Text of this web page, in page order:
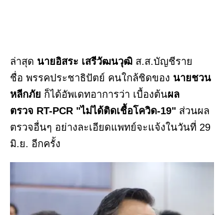
ล่าสุด นายอิสระ เสรีวัฒนวุฒิ ส.ส.บัญชีราย
ชื่อ พรรคประชาธิปัตย์ คนใกล้ชิดของ นายชวน
หลีกภัย ก็ได้อัพเดทอาการว่า เบื้องต้นผล
ตรวจ RT-PCR "ไม่ได้ติดเชื้อโควิด-19" ส่วนผล
ตรวจอื่นๆ อย่างละเอียดแพทย์จะแจ้งในวันที่ 29
มิ.ย. อีกครั้ง